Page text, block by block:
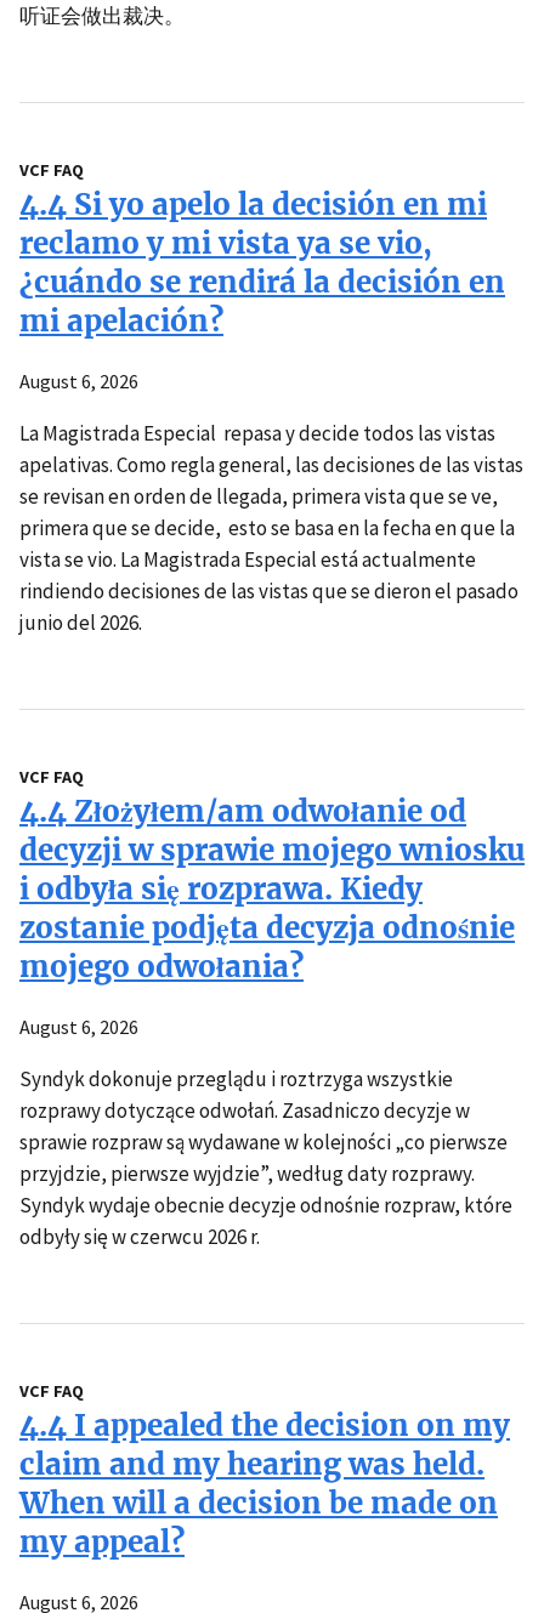
听证会做出裁决。
VCF FAQ
4.4 Si yo apelo la decisión en mi
reclamo y mi vista ya se vio,
¿cuándo se rendirá la decisión en
mi apelación?
August 6, 2026
La Magistrada Especial repasa y decide todos las vistas
apelativas. Como regla general, las decisiones de las vistas
se revisan en orden de llegada, primera vista que se ve,
primera que se decide, esto se basa en la fecha en que la
vista se vio. La Magistrada Especial está actualmente
rindiendo decisiones de las vistas que se dieron el pasado
junio del 2026.
VCF FAQ
4.4 Złożyłem/am odwołanie od
decyzji w sprawie mojego wniosku
i odbyła się rozprawa. Kiedy
zostanie podjęta decyzja odnośnie
mojego odwołania?
August 6, 2026
Syndyk dokonuje przeglądu i roztrzyga wszystkie
rozprawy dotyczące odwołań. Zasadniczo decyzje w
sprawie rozpraw są wydawane w kolejności „co pierwsze
przyjdzie, pierwsze wyjdzie”, według daty rozprawy.
Syndyk wydaje obecnie decyzje odnośnie rozpraw, które
odbyły się w czerwcu 2026 r.
VCF FAQ
4.4 I appealed the decision on my
claim and my hearing was held.
When will a decision be made on
my appeal?
August 6, 2026